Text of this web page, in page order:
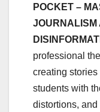
POCKET –
JOURNALISM
professional
creating
students with
distortions,